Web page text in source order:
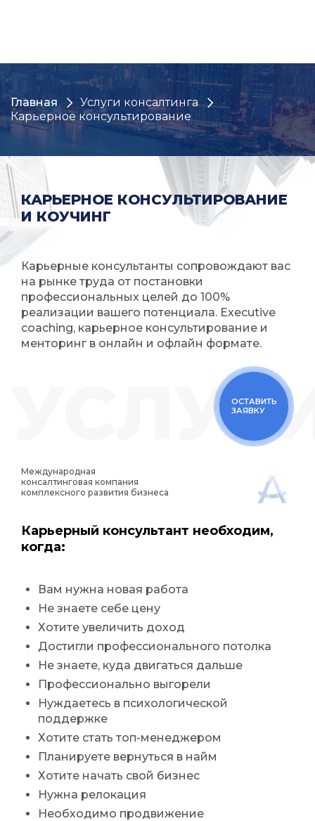
Главная
Услуги консалтинга
Карьерное консультирование
КАРЬЕРНОЕ КОНСУЛЬТИРОВАНИЕ
И КОУЧИНГ
Карьерные консультанты сопровождают вас
на рынке труда от постановки
профессиональных целей до 100%
реализации вашего потенциала. Executive
coaching, карьерное консультирование и
менторинг в онлайн и офлайн формате.
ОСТАВИТЬ
ЗАЯВКУ
Международная
консалтинговая компания
комплексного развития бизнеса
Карьерный консультант необходим,
когда:
Вам нужна новая работа
Не знаете себе цену
Хотите увеличить доход
Достигли профессионального потолка
Не знаете, куда двигаться дальше
Профессионально выгорели
Нуждаетесь в психологической
поддержке
Хотите стать топ-менеджером
Планируете вернуться в найм
Хотите начать свой бизнес
Нужна релокация
Необходимо продвижение